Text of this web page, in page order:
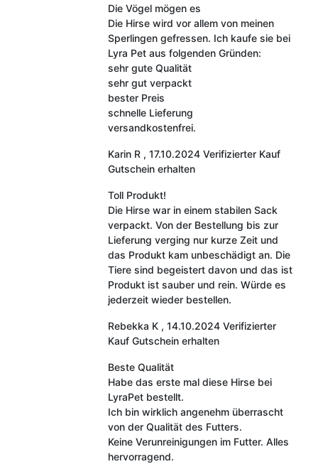
Die Vögel mögen es
Die Hirse wird vor allem von meinen
Sperlingen gefressen. Ich kaufe sie bei
Lyra Pet aus folgenden Gründen:
sehr gute Qualität
sehr gut verpackt
bester Preis
schnelle Lieferung
versandkostenfrei.
Karin R , 17.10.2024 Verifizierter Kauf
Gutschein erhalten
Toll Produkt!
Die Hirse war in einem stabilen Sack
verpackt. Von der Bestellung bis zur
Lieferung verging nur kurze Zeit und
das Produkt kam unbeschädigt an. Die
Tiere sind begeistert davon und das ist
Produkt ist sauber und rein. Würde es
jederzeit wieder bestellen.
Rebekka K , 14.10.2024 Verifizierter
Kauf Gutschein erhalten
Beste Qualität
Habe das erste mal diese Hirse bei
LyraPet bestellt.
Ich bin wirklich angenehm überrascht
von der Qualität des Futters.
Keine Verunreinigungen im Futter. Alles
hervorragend.